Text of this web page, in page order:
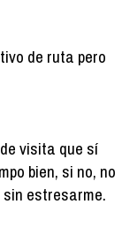
de ruta pero
visita que sí
bien, si no, no
estresarme.